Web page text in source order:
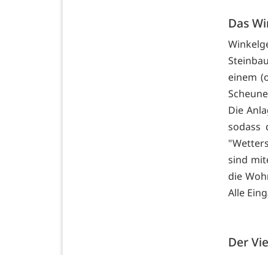
Das
einem
Die
sodass
sind
die
Alle
Der